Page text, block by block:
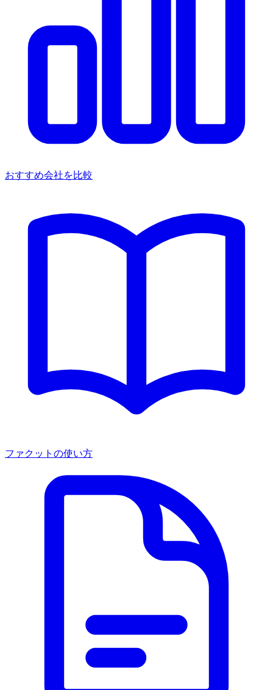
おすすめ会社を比較
ファクットの使い方